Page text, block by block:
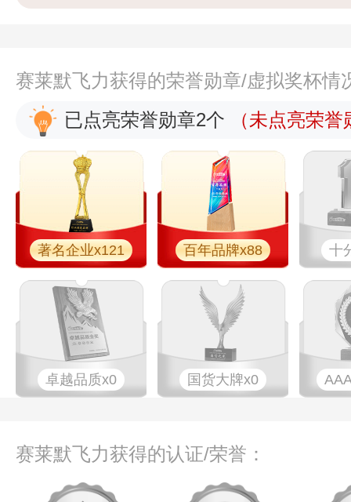
赛莱默飞力获得的荣誉勋章/虚拟奖杯情
已点亮荣誉勋章2个
（未点亮荣
著名企业x121 百年品牌x88 十
卓越品质x0 国货大牌x0
赛莱默飞力获得的认证/荣誉：